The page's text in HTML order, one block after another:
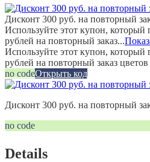
Дисконт 300 руб. на повторный
Используйте этот купон, который
рублей на повторный заказ...
Используйте этот купон, который
рублей на повторный заказ
no codeОткрыть код
Дисконт 300 руб. на повторный
no code
Details